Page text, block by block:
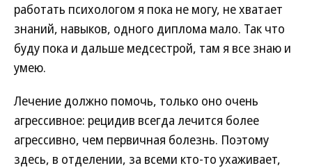
работать психологом я пока не могу, не хватает
знаний, навыков, одного диплома мало. Так что
буду пока и дальше медсестрой, там я все знаю и
умею.
Лечение должно помочь, только оно очень
агрессивное: рецидив всегда лечится более
агрессивно, чем первичная болезнь. Поэтому
здесь, в отделении, за всеми кто-то ухаживает,